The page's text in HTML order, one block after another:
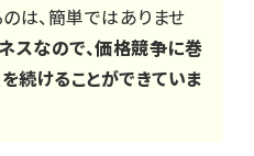
は、簡単ではありませ
スなので、価格競争に巻
続けることができていま